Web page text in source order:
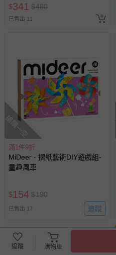
$341 $480
已售出 11
搶購一空
滿1件9折
MiDeer - 摺紙藝術DIY遊戲組-
童趣風車
$154 $190
已售出 17 追蹤
追蹤 購物車